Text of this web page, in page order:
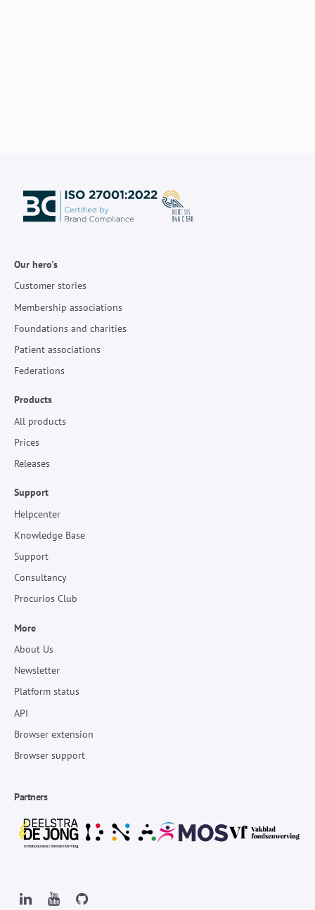
Our hero's
Customer stories
Membership associations
Foundations and charities
Patient associations
Federations
Products
All products
Prices
Releases
Support
Helpcenter
Knowledge Base
Support
Consultancy
Procurios Club
More
About Us
Newsletter
Platform status
API
Browser extension
Browser support
Partners